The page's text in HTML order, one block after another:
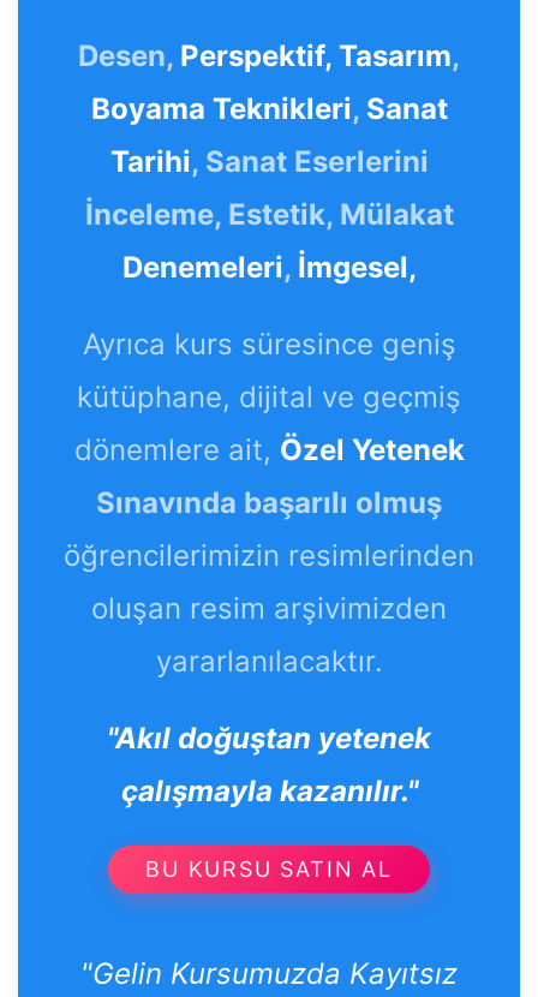
Desen, Perspektif, Tasarım,
Boyama Teknikleri, Sanat
Tarihi, Sanat Eserlerini
İnceleme, Estetik, Mülakat
Denemeleri, İmgesel,
Ayrıca kurs süresince geniş
kütüphane, dijital ve geçmiş
dönemlere ait, Özel Yetenek
Sınavında başarılı olmuş
öğrencilerimizin resimlerinden
oluşan resim arşivimizden
yararlanılacaktır.
"Akıl doğuştan yetenek
çalışmayla kazanılır."
BU KURSU SATIN AL
"Gelin Kursumuzda Kayıtsız